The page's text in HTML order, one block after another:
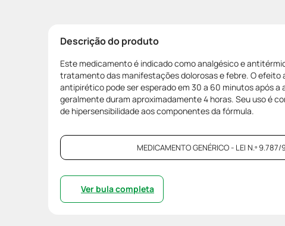
Descrição do produto
Este medicamento é indicado como analgésico e
tratamento das manifestações dolorosas e febre. O efeito
antipirético pode ser esperado em 30 a 60 minutos após a
geralmente duram aproximadamente 4 horas. Seu uso é
de hipersensibilidade aos componentes da fórmula.
MEDICAMENTO GENÉRICO - LEI N.º 9.787/
Ver bula completa